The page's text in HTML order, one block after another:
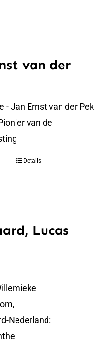
van der
- Jan Ernst van der Pek
van de
Details
Lucas
Nederland: